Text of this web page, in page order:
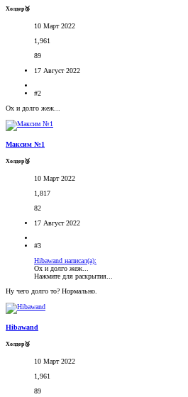
Холдер🥉
10 Март 2022
1,961
89
17 Август 2022
#2
Ох и долго жеж...
Максим №1
Холдер🥉
10 Март 2022
1,817
82
17 Август 2022
#3
Hibawand написал(а):
Ох и долго жеж...
Нажмите для раскрытия...
Ну чего долго то? Нормально.
Hibawand
Холдер🥉
10 Март 2022
1,961
89